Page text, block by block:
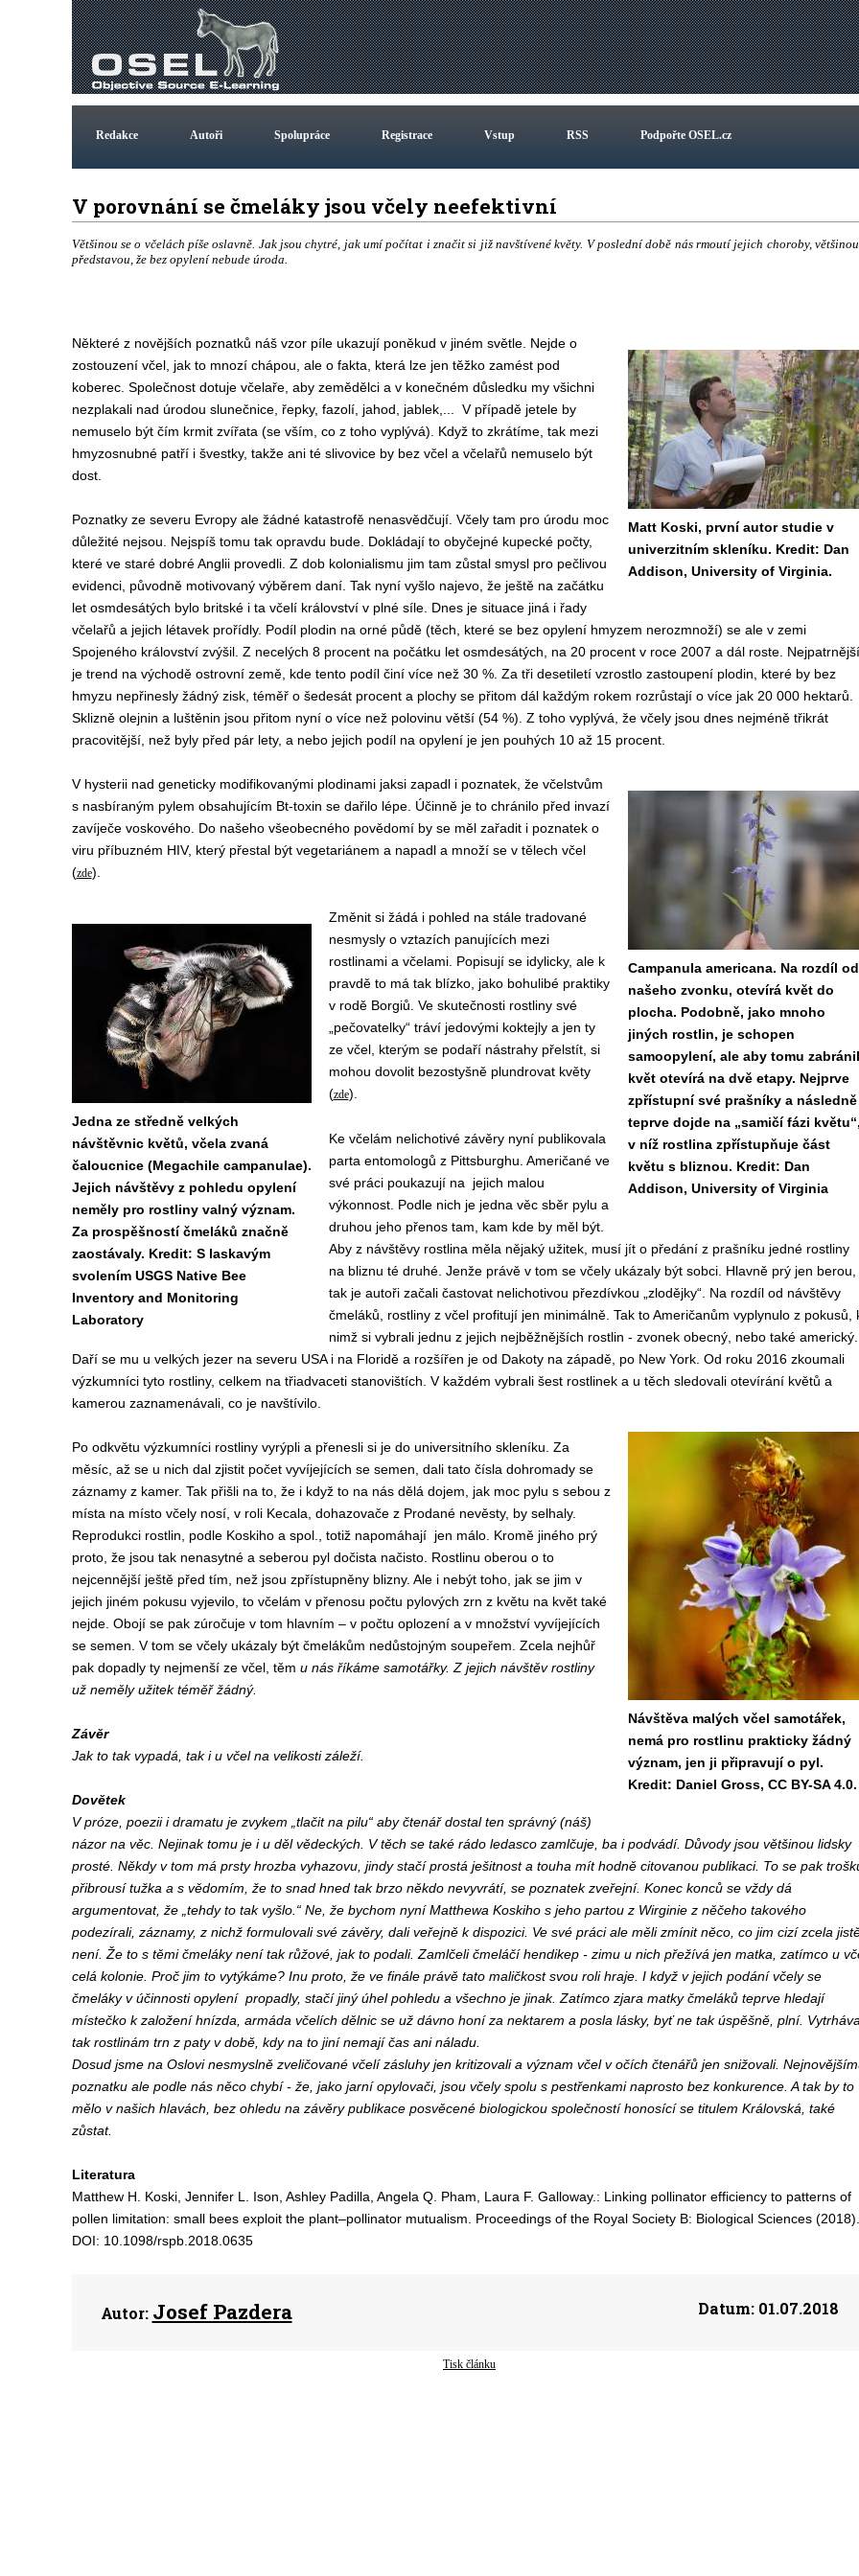
Redakce Autoři Spolupráce Registrace Vstup RSS Podpořte OSEL.cz
V porovnání se čmeláky jsou včely neefektivní
Většinou se o včelách píše oslavně. Jak jsou chytré, jak umí počítat i značit si již navštívené květy. V poslední době nás rmoutí jejich choroby,
představou, že bez opylení nebude úroda.
Matt Koski, první autor studie v
univerzitním skleníku. Kredit: Dan
Addison, University of Virginia.
Některé z novějších poznatků náš vzor píle ukazují poněkud v jiném světle. Nejde o
zostouzení včel, jak to mnozí chápou, ale o fakta, která lze jen těžko zamést pod
koberec. Společnost dotuje včelaře, aby zemědělci a v konečném důsledku my všichni
nezplakali nad úrodou slunečnice, řepky, fazolí, jahod, jablek,... V případě jetele by
nemuselo být čím krmit zvířata (se vším, co z toho vyplývá). Když to zkrátíme, tak mezi
hmyzosnubné patří i švestky, takže ani té slivovice by bez včel a včelařů nemuselo být
dost.
Poznatky ze severu Evropy ale žádné katastrofě nenasvědčují. Včely tam pro úrodu moc
důležité nejsou. Nejspíš tomu tak opravdu bude. Dokládají to obyčejné kupecké počty,
které ve staré dobré Anglii provedli. Z dob kolonialismu jim tam zůstal smysl pro pečlivou
evidenci, původně motivovaný výběrem daní. Tak nyní vyšlo najevo, že ještě na začátku
let osmdesátých bylo britské i ta včelí království v plné síle. Dnes je situace jiná i řady
včelařů a jejich létavek prořídly. Podíl plodin na orné půdě (těch, které se bez opylení hmyzem nerozmnoží) se ale v zemi
Spojeného království zvýšil. Z necelých 8 procent na počátku let osmdesátých, na 20 procent v roce 2007 a dál roste. Nejpatrnější
je trend na východě ostrovní země, kde tento podíl činí více než 30 %. Za tři desetiletí vzrostlo zastoupení plodin, které by bez
hmyzu nepřinesly žádný zisk, téměř o šedesát procent a plochy se přitom dál každým rokem rozrůstají o více jak 20 000 hektarů.
Sklizně olejnin a luštěnin jsou přitom nyní o více než polovinu větší (54 %). Z toho vyplývá, že včely jsou dnes nejméně třikrát
pracovitější, než byly před pár lety, a nebo jejich podíl na opylení je jen pouhých 10 až 15 procent.
Campanula americana. Na rozdíl od
našeho zvonku, otevírá květ do
plocha. Podobně, jako mnoho
jiných rostlin, je schopen
samoopylení, ale aby tomu
květ otevírá na dvě etapy. Nejprve
zpřístupní své prašníky a následně
teprve dojde na „samičí fázi
v níž rostlina zpřístupňuje část
květu s bliznou. Kredit: Dan
Addison, University of Virginia
V hysterii nad geneticky modifikovanými plodinami jaksi zapadl i poznatek, že včelstvům
s nasbíraným pylem obsahujícím Bt-toxin se dařilo lépe. Účinně je to chránilo před invazí
zavíječe voskového. Do našeho všeobecného povědomí by se měl zařadit i poznatek o
viru příbuzném HIV, který přestal být vegetariánem a napadl a množí se v tělech včel
(zde).
Jedna ze středně velkých
návštěvnic květů, včela zvaná
čaloucnice (Megachile campanulae).
Jejich návštěvy z pohledu opylení
neměly pro rostliny valný význam.
Za prospěšností čmeláků značně
zaostávaly. Kredit: S laskavým
svolením USGS Native Bee
Inventory and Monitoring
Laboratory
Změnit si žádá i pohled na stále tradované
nesmysly o vztazích panujících mezi
rostlinami a včelami. Popisují se idylicky, ale k
pravdě to má tak blízko, jako bohulibé praktiky
v rodě Borgiů. Ve skutečnosti rostliny své
„pečovatelky“ tráví jedovými koktejly a jen ty
ze včel, kterým se podaří nástrahy přelstít, si
mohou dovolit bezostyšně plundrovat květy
(zde).
Ke včelám nelichotivé závěry nyní publikovala
parta entomologů z Pittsburghu. Američané ve
své práci poukazují na jejich malou
výkonnost. Podle nich je jedna věc sběr pylu a
druhou jeho přenos tam, kam kde by měl být.
Aby z návštěvy rostlina měla nějaký užitek, musí jít o předání z prašníku jedné rostliny
na bliznu té druhé. Jenže právě v tom se včely ukázaly být sobci. Hlavně prý jen berou,
tak je autoři začali častovat nelichotivou přezdívkou „zlodějky“. Na rozdíl od návštěvy
čmeláků, rostliny z včel profitují jen minimálně. Tak to Američanům vyplynulo z pokusů,
nimž si vybrali jednu z jejich nejběžnějších rostlin - zvonek obecný, nebo také americký.
Daří se mu u velkých jezer na severu USA i na Floridě a rozšířen je od Dakoty na západě, po New York. Od roku 2016 zkoumali
výzkumníci tyto rostliny, celkem na třiadvaceti stanovištích. V každém vybrali šest rostlinek a u těch sledovali otevírání květů a
kamerou zaznamenávali, co je navštívilo.
Návštěva malých včel samotářek,
nemá pro rostlinu prakticky žádný
význam, jen ji připravují o pyl.
Kredit: Daniel Gross, CC BY-SA 4.0.
Po odkvětu výzkumníci rostliny vyrýpli a přenesli si je do universitního skleníku. Za
měsíc, až se u nich dal zjistit počet vyvíjejících se semen, dali tato čísla dohromady se
záznamy z kamer. Tak přišli na to, že i když to na nás dělá dojem, jak moc pylu s sebou z
místa na místo včely nosí, v roli Kecala, dohazovače z Prodané nevěsty, by selhaly.
Reprodukci rostlin, podle Koskiho a spol., totiž napomáhají jen málo. Kromě jiného prý
proto, že jsou tak nenasytné a seberou pyl dočista načisto. Rostlinu oberou o to
nejcennější ještě před tím, než jsou zpřístupněny blizny. Ale i nebýt toho, jak se jim v
jejich jiném pokusu vyjevilo, to včelám v přenosu počtu pylových zrn z květu na květ také
nejde. Obojí se pak zúročuje v tom hlavním – v počtu oplození a v množství vyvíjejících
se semen. V tom se včely ukázaly být čmelákům nedůstojným soupeřem. Zcela nejhůř
pak dopadly ty nejmenší ze včel, těm u nás říkáme samotářky. Z jejich návštěv rostliny
už neměly užitek téměř žádný.
Závěr
Jak to tak vypadá, tak i u včel na velikosti záleží.
Dovětek
V próze, poezii i dramatu je zvykem „tlačit na pilu“ aby čtenář dostal ten správný (náš)
názor na věc. Nejinak tomu je i u děl vědeckých. V těch se také rádo ledasco zamlčuje, ba i podvádí. Důvody jsou většinou lidsky
prosté. Někdy v tom má prsty hrozba vyhazovu, jindy stačí prostá ješitnost a touha mít hodně citovanou publikaci. To se pak
přibrousí tužka a s vědomím, že to snad hned tak brzo někdo nevyvrátí, se poznatek zveřejní. Konec konců se vždy dá
argumentovat, že „tehdy to tak vyšlo.“ Ne, že bychom nyní Matthewa Koskiho s jeho partou z Wirginie z něčeho takového
podezírali, záznamy, z nichž formulovali své závěry, dali veřejně k dispozici. Ve své práci ale měli zmínit něco, co jim cizí zcela
není. Že to s těmi čmeláky není tak růžové, jak to podali. Zamlčeli čmeláčí hendikep - zimu u nich přežívá jen matka, zatímco u
celá kolonie. Proč jim to vytýkáme? Inu proto, že ve finále právě tato maličkost svou roli hraje. I když v jejich podání včely se
čmeláky v účinnosti opylení propadly, stačí jiný úhel pohledu a všechno je jinak. Zatímco zjara matky čmeláků teprve hledají
místečko k založení hnízda, armáda včelích dělnic se už dávno honí za nektarem a posla lásky, byť ne tak úspěšně, plní.
tak rostlinám trn z paty v době, kdy na to jiní nemají čas ani náladu.
Dosud jsme na Oslovi nesmyslně zveličované včelí zásluhy jen kritizovali a význam včel v očích čtenářů jen snižovali.
poznatku ale podle nás něco chybí - že, jako jarní opylovači, jsou včely spolu s pestřenkami naprosto bez konkurence. A tak by to
mělo v našich hlavách, bez ohledu na závěry publikace posvěcené biologickou společností honosící se titulem Královská, také
zůstat.
Literatura
Matthew H. Koski, Jennifer L. Ison, Ashley Padilla, Angela Q. Pham, Laura F. Galloway.: Linking pollinator efficiency to patterns of
pollen limitation: small bees exploit the plant–pollinator mutualism. Proceedings of the Royal Society B: Biological Sciences
DOI: 10.1098/rspb.2018.0635
Autor: Josef Pazdera Datum:01.07.2018
Tisk článku